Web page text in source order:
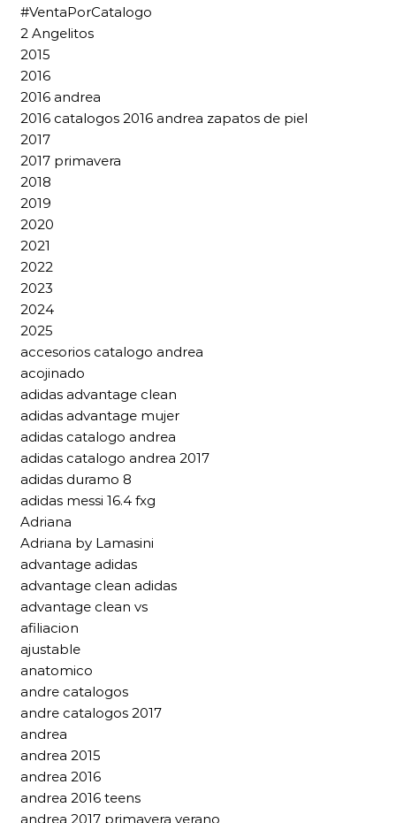
#VentaPorCatalogo
2 Angelitos
2015
2016
2016 andrea
2016 catalogos 2016 andrea zapatos de piel
2017
2017 primavera
2018
2019
2020
2021
2022
2023
2024
2025
accesorios catalogo andrea
acojinado
adidas advantage clean
adidas advantage mujer
adidas catalogo andrea
adidas catalogo andrea 2017
adidas duramo 8
adidas messi 16.4 fxg
Adriana
Adriana by Lamasini
advantage adidas
advantage clean adidas
advantage clean vs
afiliacion
ajustable
anatomico
andre catalogos
andre catalogos 2017
andrea
andrea 2015
andrea 2016
andrea 2016 teens
andrea 2017 primavera verano